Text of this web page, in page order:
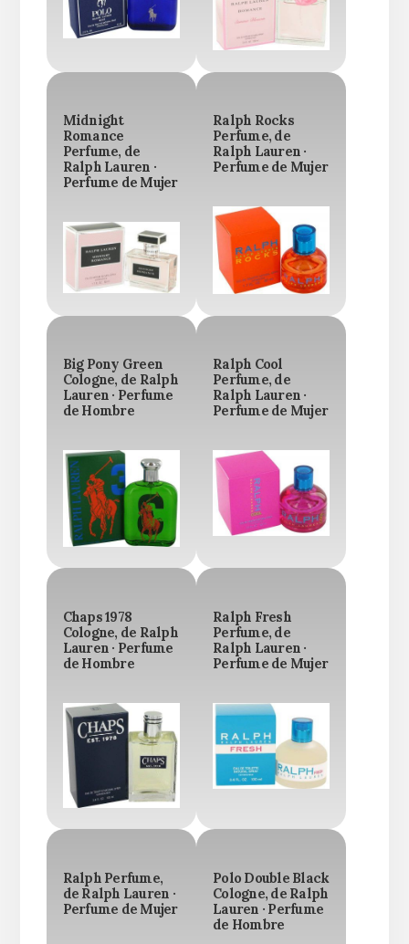
Midnight
Romance
Perfume, de
Ralph Lauren ·
Perfume de Mujer
Ralph Rocks
Perfume, de
Ralph Lauren ·
Perfume de Mujer
Big Pony Green
Cologne, de Ralph
Lauren · Perfume
de Hombre
Ralph Cool
Perfume, de
Ralph Lauren ·
Perfume de Mujer
Chaps 1978
Cologne, de Ralph
Lauren · Perfume
de Hombre
Ralph Fresh
Perfume, de
Ralph Lauren ·
Perfume de Mujer
Ralph Perfume,
de Ralph Lauren ·
Perfume de Mujer
Polo Double Black
Cologne, de Ralph
Lauren · Perfume
de Hombre